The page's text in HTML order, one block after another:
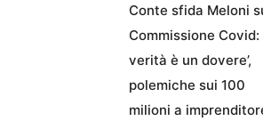
Conte sfida Meloni
Commissione Covid:
verità è un dovere’,
polemiche sui 100
milioni a